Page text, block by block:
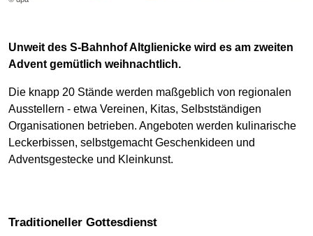
Unweit des S-Bahnhof Altglienicke wird es am zweiten
Advent gemütlich weihnachtlich.
Die knapp 20 Stände werden maßgeblich von regionalen
Ausstellern - etwa Vereinen, Kitas, Selbstständigen
Organisationen betrieben. Angeboten werden kulinarische
Leckerbissen, selbstgemacht Geschenkideen und
Adventsgestecke und Kleinkunst.
Traditioneller Gottesdienst